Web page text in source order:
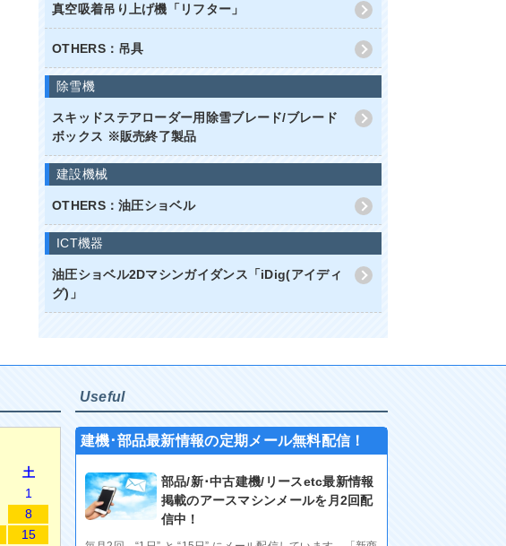
真空吸着吊り上げ機「リフター」
OTHERS：吊具
除雪機
スキッドステアローダー用除雪ブレード/ブレード
ボックス ※販売終了製品
建設機械
OTHERS：油圧ショベル
ICT機器
油圧ショベル2Dマシンガイダンス「iDig(アイディ
グ)」
土
1
8
15
Useful
建機･部品最新情報の定期メール無料配信！
部品/新･中古建機/リースetc最新情報
掲載のアースマシンメールを月2回配
信中！